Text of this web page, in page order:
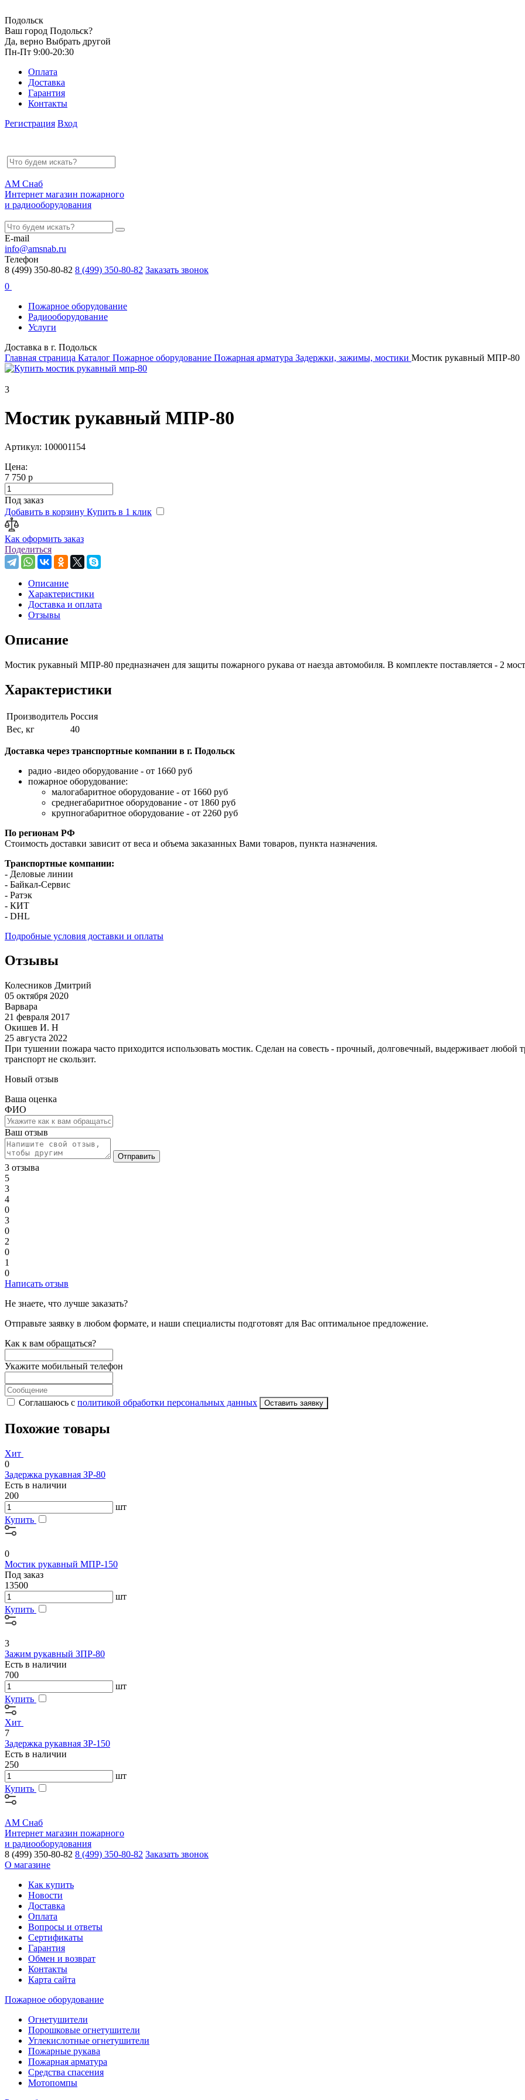
Подольск
Ваш город Подольск?
Да, верно Выбрать другой
Пн-Пт 9:00-20:30
Оплата
Доставка
Гарантия
Контакты
Регистрация Вход
АМ Снаб
Интернет магазин пожарного
и радиооборудования
E-mail
info@amsnab.ru
Телефон
8 (499) 350-80-82 8 (499) 350-80-82 Заказать звонок
0
Пожарное оборудование
Радиооборудование
Услуги
Доставка в г. Подольск
Главная страница Каталог Пожарное оборудование Пожарная арматура Задержки, зажимы, мостики Мостик рукавный МПР-80
3
Мостик рукавный МПР-80
Артикул: 100001154
Цена:
7 750 р
Под заказ
Добавить в корзину Купить в 1 клик
Как оформить заказ
Поделиться
Описание
Характеристики
Доставка и оплата
Отзывы
Описание
Мостик рукавный МПР-80 предназначен для защиты пожарного рукава от наезда автомобиля. В комплекте поставляется - 2
Характеристики
Производитель Россия
Вес, кг
40
Доставка через транспортные компании в г. Подольск
радио -видео оборудование - от 1660 руб
пожарное оборудование:
малогабаритное оборудование - от 1660 руб
среднегабаритное оборудование - от 1860 руб
крупногабаритное оборудование - от 2260 руб
По регионам РФ
Стоимость доставки зависит от веса и объема заказанных Вами товаров, пункта назначения.
Транспортные компании:
- Деловые линии
- Байкал-Сервис
- Ратэк
- КИТ
- DHL
Подробные условия доставки и оплаты
Отзывы
Колесников Дмитрий
05 октября 2020
Варвара
21 февраля 2017
Окишев И. Н
25 августа 2022
При тушении пожара часто приходится использовать мостик. Сделан на совесть - прочный, долговечный, выдерживает любой
транспорт не скользит.
Новый отзыв
Ваша оценка
ФИО
Ваш отзыв
Отправить
3 отзыва
5
3
4
0
3
0
2
0
1
0
Написать отзыв
Не знаете, что лучше заказать?
Отправьте заявку в любом формате, и наши специалисты подготовят для Вас оптимальное предложение.
Как к вам обращаться?
Укажите мобильный телефон
Соглашаюсь с политикой обработки персональных данных Оставить заявку
Похожие товары
Хит
0
Задержка рукавная ЗР-80
Есть в наличии
200
шт
Купить
0
Мостик рукавный МПР-150
Под заказ
13500
шт
Купить
3
Зажим рукавный ЗПР-80
Есть в наличии
700
шт
Купить
Хит
7
Задержка рукавная ЗР-150
Есть в наличии
250
шт
Купить
АМ Снаб
Интернет магазин пожарного
и радиооборудования
8 (499) 350-80-82 8 (499) 350-80-82 Заказать звонок
О магазине
Как купить
Новости
Доставка
Оплата
Вопросы и ответы
Сертификаты
Гарантия
Обмен и возврат
Контакты
Карта сайта
Пожарное оборудование
Огнетушители
Порошковые огнетушители
Углекислотные огнетушители
Пожарные рукава
Пожарная арматура
Средства спасения
Мотопомпы